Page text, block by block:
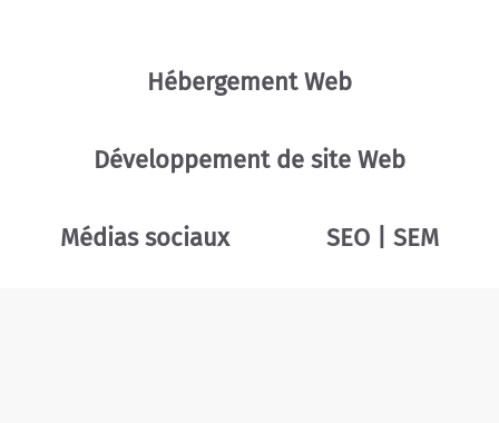
Hébergement Web
Développement de site Web
Médias sociaux SEO | SEM